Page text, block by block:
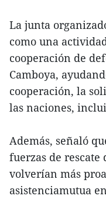
La junta
como una
cooperación de
Camboya,
cooperación, la
las naciones,
Además, señaló
fuerzas de rescate
volverían más
asistenciamutua